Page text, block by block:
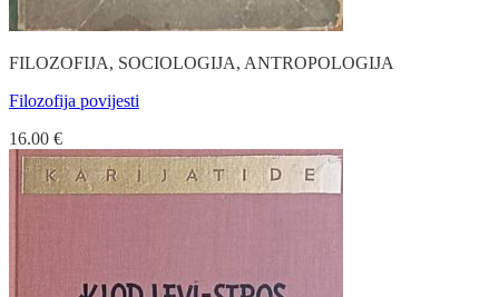
FILOZOFIJA, SOCIOLOGIJA, ANTROPOLOGIJA
Filozofija povijesti
16.00 €